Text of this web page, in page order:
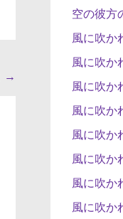
→
空の彼方
風に吹
風に吹
風に吹
風に吹
風に吹
風に吹
風に吹
風に吹